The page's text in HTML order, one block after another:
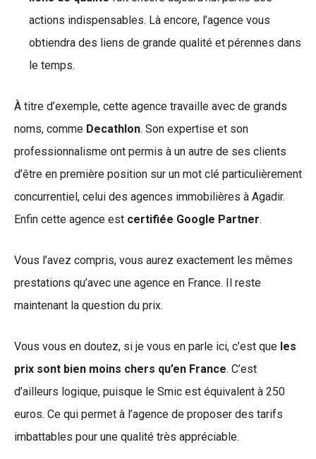
actions indispensables. Là encore, l’agence vous
obtiendra des liens de grande qualité et pérennes dans
le temps.
À titre d’exemple, cette agence travaille avec de grands
noms, comme Decathlon. Son expertise et son
professionnalisme ont permis à un autre de ses clients
d’être en première position sur un mot clé particulièrement
concurrentiel, celui des agences immobilières à Agadir.
Enfin cette agence est certifiée Google Partner.
Vous l’avez compris, vous aurez exactement les mêmes
prestations qu’avec une agence en France. Il reste
maintenant la question du prix.
Vous vous en doutez, si je vous en parle ici, c’est que les
prix sont bien moins chers qu’en France. C’est
d’ailleurs logique, puisque le Smic est équivalent à 250
euros. Ce qui permet à l’agence de proposer des tarifs
imbattables pour une qualité très appréciable.